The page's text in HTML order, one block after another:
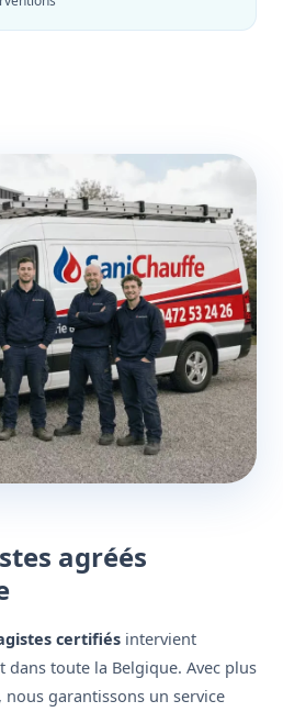
agréés
certifiés intervient
dans toute la Belgique. Avec plus
, nous garantissons un service